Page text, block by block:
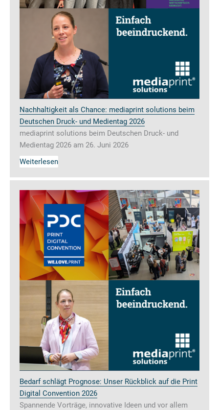
Nachhaltigkeit als Chance: mediaprint solutions beim
Deutschen Druck- und Medientag 2026
mediaprint solutions beim Deutschen Druck- und
Medientag 2026 am 26. Juni 2026
Weiterlesen
Bedarf schlägt Prognose: Unser Rückblick auf die Print
Digital Convention 2026
Spannende Vorträge, innovative Ideen und vor allem